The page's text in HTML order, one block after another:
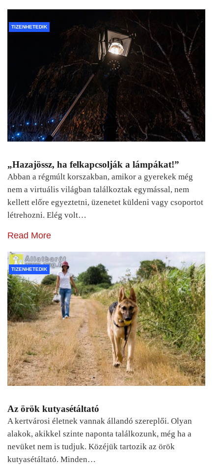
TIZENHETEDIK
„Hazajössz, ha felkapcsolják a lámpákat!”
Abban a régmúlt korszakban, amikor a gyerekek még
nem a virtuális világban találkoztak egymással, nem
kellett előre egyeztetni, üzenetet küldeni vagy csoportot
létrehozni. Elég volt…
Read More
TIZENHETEDIK
Az örök kutyasétáltató
A kertvárosi életnek vannak állandó szereplői. Olyan
alakok, akikkel szinte naponta találkozunk, még ha a
nevüket nem is tudjuk. Közéjük tartozik az örök
kutyasétáltató. Minden…